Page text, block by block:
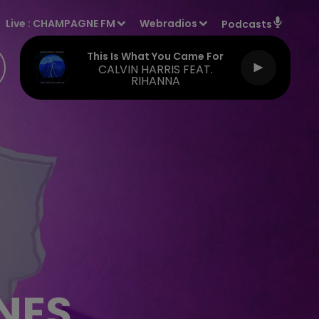
Live : CHAMPAGNE FM Webradios Podcasts
This Is What You Came For
CALVIN HARRIS FEAT.
RIHANNA